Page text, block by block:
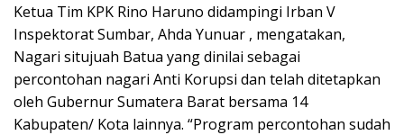
Ketua Tim KPK Rino Haruno didampingi Irban V
Inspektorat Sumbar, Ahda Yunuar , mengatakan,
Nagari situjuah Batua yang dinilai sebagai
percontohan nagari Anti Korupsi dan telah ditetapkan
oleh Gubernur Sumatera Barat bersama 14
Kabupaten/ Kota lainnya. “Program percontohan sudah